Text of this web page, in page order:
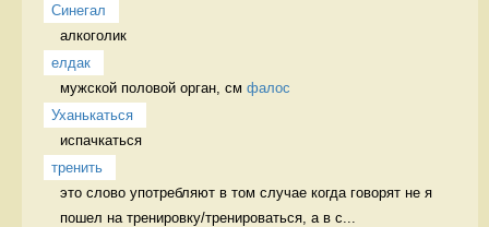
Синегал
алкоголик
елдак
мужской половой орган, см фалос
Уханькаться
испачкаться
тренить
это слово употребляют в том случае когда говорят не я
пошел на тренировку/тренироваться, а в с...